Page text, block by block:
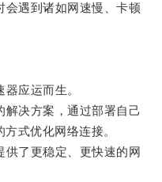
遇到诸如网速慢、卡顿
应运而生。
决方案，通过部署自己
式优化网络连接。
了更稳定、更快速的网